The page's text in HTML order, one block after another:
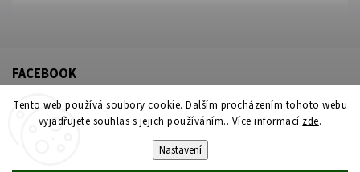
Tento web používá soubory cookie. Dalším procházením tohoto webu
vyjadřujete souhlas s jejich používáním.. Více informací zde.
Nastavení
FACEBOOK